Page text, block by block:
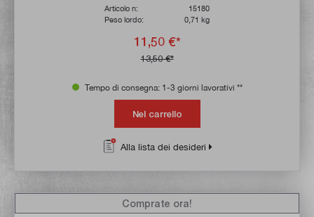
Articolo n:
15180
Peso lordo:
0,71 kg
11,50 €*
13,50 €*
Tempo di consegna: 1-3 giorni lavorativi **
Nel carrello
Alla lista dei desideri
Comprate ora!